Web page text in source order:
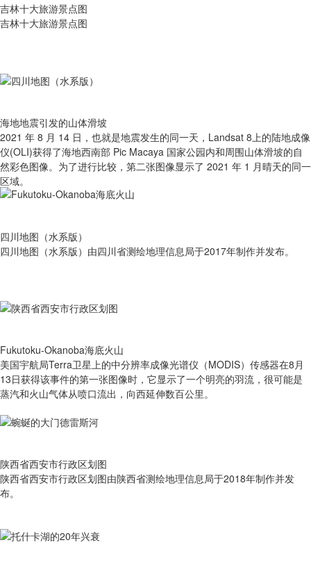
吉林十大旅游景点图
吉林十大旅游景点图
海地地震引发的山体滑坡
2021 年 8 月 14 日，也就是地震发生的同一天，Landsat 8上的陆地成像
仪(OLI)获得了海地西南部 Pic Macaya 国家公园内和周围山体滑坡的自
然彩色图像。为了进行比较，第二张图像显示了 2021 年 1 月晴天的同一
区域。
四川地图（水系版）
四川地图（水系版）由四川省测绘地理信息局于2017年制作并发布。
Fukutoku-Okanoba海底火山
美国宇航局Terra卫星上的中分辨率成像光谱仪（MODIS）传感器在8月
13日获得该事件的第一张图像时，它显示了一个明亮的羽流，很可能是
蒸汽和火山气体从喷口流出，向西延伸数百公里。
陕西省西安市行政区划图
陕西省西安市行政区划图由陕西省测绘地理信息局于2018年制作并发
布。